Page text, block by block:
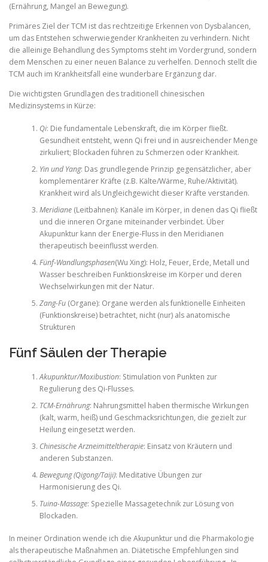
(Ernährung, Mangel an Bewegung).
Primäres Ziel der TCM ist das rechtzeitige Erkennen von Dysbalancen,
um das Entstehen schwerwiegender Krankheiten zu verhindern. Nicht
die alleinige Behandlung des Symptoms steht im Vordergrund, sondern
dem Menschen zu einer neuen Balance zu verhelfen. Dennoch stellt die
TCM auch im Krankheitsfall eine wunderbare Ergänzung dar.
Die wichtigsten Grundlagen des traditionell chinesischen
Medizinsystems in Kürze:
Qi: Die fundamentale Lebenskraft, die im Körper fließt.
Gesundheit entsteht, wenn Qi frei und in ausreichender Menge
zirkuliert; Blockaden führen zu Schmerzen oder Krankheit.
Yin und Yang: Das grundlegende Prinzip gegensätzlicher, aber
komplementärer Kräfte (z.B. Kälte/Wärme, Ruhe/Aktivität).
Krankheit wird als Ungleichgewicht dieser Kräfte verstanden.
Meridiane(Leitbahnen): Kanäle im Körper, in denen das Qi fließt
und die inneren Organe miteinander verbindet. Über
Akupunktur kann der Energie-Fluss in den Meridianen
therapeutisch beeinflusst werden.
Fünf-Wandlungsphasen(Wu Xing): Holz, Feuer, Erde, Metall und
Wasser beschreiben Funktionskreise im Körper und deren
Wechselwirkungen mit der Natur.
Zang-Fu(Organe): Organe werden als funktionelle Einheiten
(Funktionskreise) betrachtet, nicht (nur) als anatomische
Strukturen
Fünf Säulen der Therapie
Akupunktur/Moxibustion: Stimulation von Punkten zur
Regulierung des Qi-Flusses.
TCM-Ernährung: Nahrungsmittel haben thermische Wirkungen
(kalt, warm, heiß) und Geschmacksrichtungen, die gezielt zur
Heilung eingesetzt werden.
Chinesische Arzneimitteltherapie: Einsatz von Kräutern und
anderen Substanzen.
Bewegung (Qigong/Taiji): Meditative Übungen zur
Harmonisierung des Qi.
Tuina-Massage: Spezielle Massagetechnik zur Lösung von
Blockaden.
In meiner Ordination wende ich die Akupunktur und die Pharmakologie
als therapeutische Maßnahmen an. Diätetische Empfehlungen sind